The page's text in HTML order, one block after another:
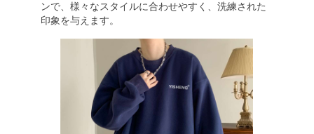
ンで、様々なスタイルに合わせやすく、洗練された
印象を与えます。